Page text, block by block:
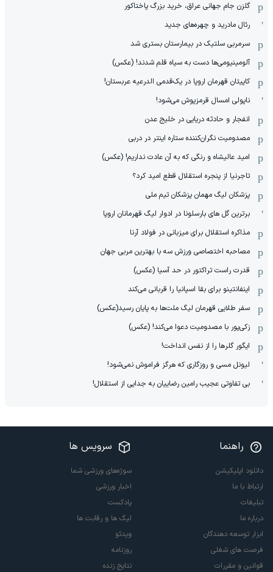
گلزن جام جهانی عراق، خرید بزرگ پاختاکور
رئال مادرید و چهره‌های جدید
سرمربی سلتیک در بیمارستان بستری شد
آلومینیومی‌ها دست به سیاه قلم شدند! (عکس)
کاپیتان قهرمان اروپا در یک‌قدمی الدرعیه عربستان!
ناپولی امسال قرمزپوش می‌شود!
انفجار و حادثه دریایی در خلیج عدن
مصدومیت نگران‌کننده ستاره اینتر در دربی
امید عالیشاه و رنگی که به آن عادت نداریم! (عکس)
تاجرنیا از پنجره استقلال قطع امید کرد؟
پزشکان لیگ مهمان پزشکان تیم ملی
برترین گل های بارسلونا در ادوار لیگ قهرمانان اروپا
مذاکره استقلال برای میزبانی در فولاد آرنا
مصاحبه اختصاصی ورزش سه با بهترین مربی جهان
قدرت راست تراکتور در حد آسیا (عکس)
اینفانتینو برای بقا اسپانیا را قربانی می‌کند
سفر طلایی قهرمان لیگ ملت‌ها به پایان رسید(عکس)
زکی‌پور با مصدومیت دعوا می‌کند! (عکس)
ایگور گلرها را از نفس انداخت!
لیونل مسی و روزگاری که هرگز فراموش نمی‌شود!
بی تفاوتی عجیب رامین رضاییان به جدایی از استقلال!
راهنما
دانلود اپلیکیشن
ارتباط با ما
تبلیغات
درباره ما
ابزار توسعه دهندگان
فرصت های شغلی
قوانین و مقررات
سرویس ها
سوژه‌های ورزشی شما
اخبار ورزشی
پادکست
لیگ ها و رقابت ها
ویدئو
روزنامه
نتایج زنده